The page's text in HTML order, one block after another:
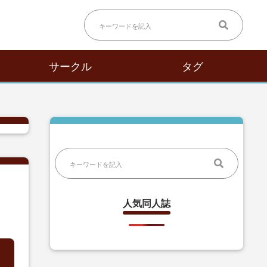
サークル タグ
人気同人誌